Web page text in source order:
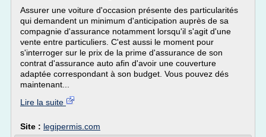
Assurer une voiture d'occasion présente des particularités
qui demandent un minimum d'anticipation auprès de sa
compagnie d'assurance notamment lorsqu'il s'agit d'une
vente entre particuliers. C'est aussi le moment pour
s'interroger sur le prix de la prime d'assurance de son
contrat d'assurance auto afin d'avoir une couverture
adaptée correspondant à son budget. Vous pouvez dés
maintenant...
Lire la suite
Site : legipermis.com